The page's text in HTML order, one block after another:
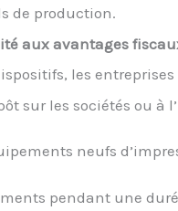
de production.
aux avantages
les
sur les sociétés ou à
neufs
pendant une